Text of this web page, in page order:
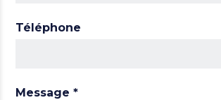
Téléphone
Message*